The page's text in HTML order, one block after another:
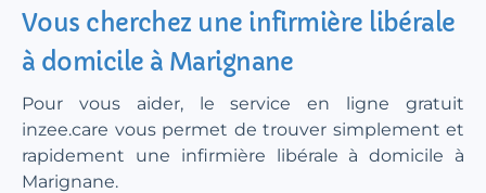
Vous cherchez une infirmière libérale
à domicile à Marignane
Pour vous aider, le service en ligne gratuit
inzee.care vous permet de trouver simplement et
rapidement une infirmière libérale à domicile à
Marignane.